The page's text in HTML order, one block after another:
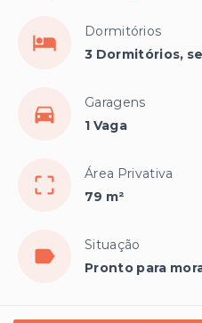
Dormitórios
3 Dormitórios,
Garagens
1 Vaga
Área Privativa
79 m²
Situação
Pronto para